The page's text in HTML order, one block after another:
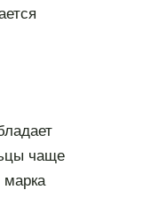
чаще
марка